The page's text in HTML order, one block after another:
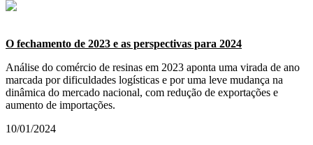
O fechamento de 2023 e as perspectivas para 2024
Análise do comércio de resinas em 2023 aponta uma virada de ano
marcada por dificuldades logísticas e por uma leve mudança na
dinâmica do mercado nacional, com redução de exportações e
aumento de importações.
10/01/2024